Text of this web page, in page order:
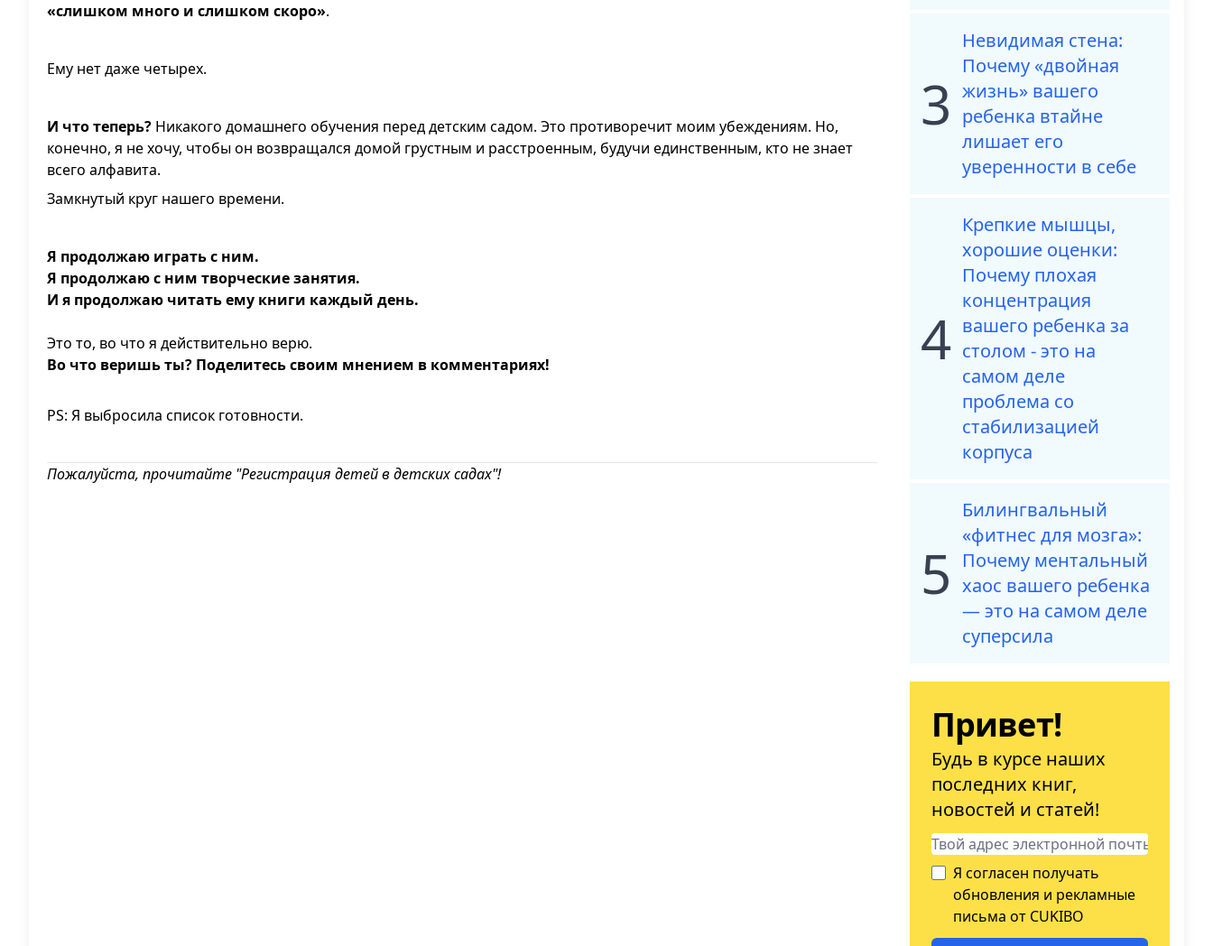
«слишком много и слишком скоро».
Ему нет даже четырех.
И что теперь? Никакого домашнего обучения перед детским садом. Это противоречит моим убеждениям. Но,
конечно, я не хочу, чтобы он возвращался домой грустным и расстроенным, будучи единственным, кто не знает
всего алфавита.
Замкнутый круг нашего времени.
Я продолжаю играть с ним.
Я продолжаю с ним творческие занятия.
И я продолжаю читать ему книги каждый день.
Это то, во что я действительно верю.
Во что веришь ты? Поделитесь своим мнением в комментариях!
PS: Я выбросила список готовности.
Пожалуйста, прочитайте "Регистрация детей в детских садах"!
3
Невидимая стена:
Почему «двойная
жизнь» вашего
ребенка втайне
лишает его
уверенности в себе
4
Крепкие мышцы,
хорошие оценки:
Почему плохая
концентрация
вашего ребенка за
столом - это на
самом деле
проблема со
стабилизацией
корпуса
5
Билингвальный
«фитнес для мозга»:
Почему ментальный
хаос вашего ребенка
— это на самом деле
суперсила
Привет!
Будь в курсе наших
последних книг,
новостей и статей!
Я согласен получать
обновления и рекламные
письма от CUKIBO